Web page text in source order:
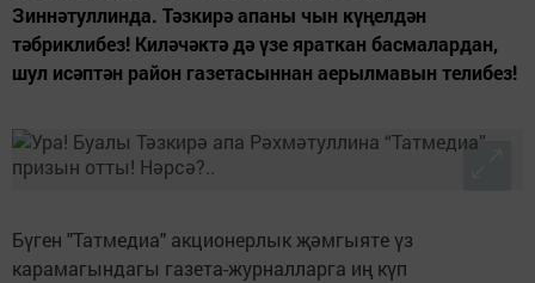
Зиннәтуллинда. Тәзкирә апаны чын күңелдән
тәбриклибез! Киләчәктә дә үзе яраткан басмалардан,
шул исәптән район газетасыннан аерылмавын телибез!
Бүген "Татмедиа" акционерлык җәмгыяте үз
карамагындагы газета-журналларга иң күп